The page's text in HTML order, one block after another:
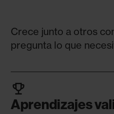
Crece junto a otros
pregunta lo que
emoji_events
Aprendizajes